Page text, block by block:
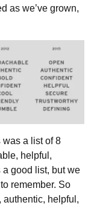
as we’ve grown,
was a list of 8
helpful,
a good list, but we
remember. So
helpful,